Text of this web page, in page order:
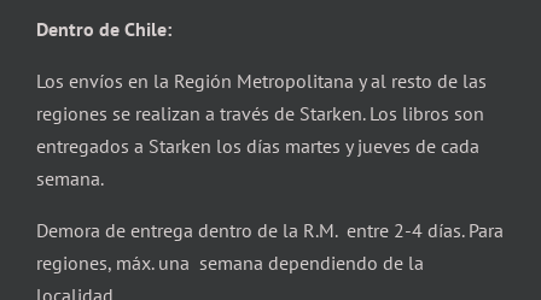
Dentro de Chile:
Los envíos en la Región Metropolitana y al resto de las
regiones se realizan a través de Starken. Los libros son
entregados a Starken los días martes y jueves de cada
semana.
Demora de entrega dentro de la R.M. entre 2-4 días. Para
regiones, máx. una semana dependiendo de la